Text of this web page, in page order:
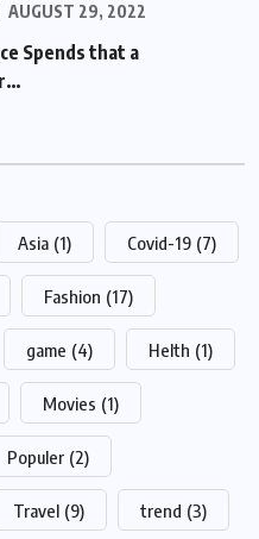
AUGUST 29, 2022
Spends that a Hefty Sum
Asia (1) Covid-19 (7)
Fashion (17)
game (4) Helth (1)
Movies (1)
Populer (2)
Travel (9) trend (3)